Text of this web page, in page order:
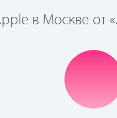
в Москве от